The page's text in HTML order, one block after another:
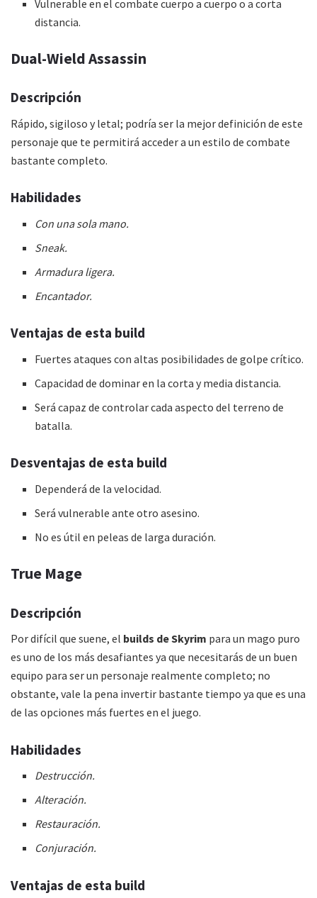
Vulnerable en el combate cuerpo a cuerpo o a corta
distancia.
Dual-Wield Assassin
Descripción
Rápido, sigiloso y letal; podría ser la mejor definición de este
personaje que te permitirá acceder a un estilo de combate
bastante completo.
Habilidades
Con una sola mano.
Sneak.
Armadura ligera.
Encantador.
Ventajas de esta build
Fuertes ataques con altas posibilidades de golpe crítico.
Capacidad de dominar en la corta y media distancia.
Será capaz de controlar cada aspecto del terreno de
batalla.
Desventajas de esta build
Dependerá de la velocidad.
Será vulnerable ante otro asesino.
No es útil en peleas de larga duración.
True Mage
Descripción
Por difícil que suene, el builds de Skyrim para un mago puro
es uno de los más desafiantes ya que necesitarás de un buen
equipo para ser un personaje realmente completo; no
obstante, vale la pena invertir bastante tiempo ya que es una
de las opciones más fuertes en el juego.
Habilidades
Destrucción.
Alteración.
Restauración.
Conjuración.
Ventajas de esta build